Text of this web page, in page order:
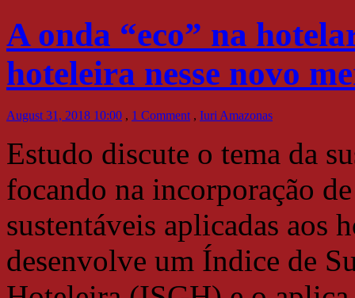
A onda “eco” na
hoteleira nesse novo
August 31, 2018 10:00 , 1 Comment , Iuri Amazonas
Estudo discute o tema da
focando na incorporação
sustentáveis aplicadas aos
desenvolve um Índice de